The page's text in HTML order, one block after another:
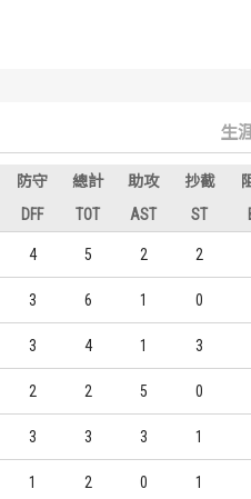
生
防守 總計 助攻 抄截
DFF TOT AST ST
4 5 2 2
3 6 1 0
3 4 1 3
2 2 5 0
3 3 3 1
1 2 0 1